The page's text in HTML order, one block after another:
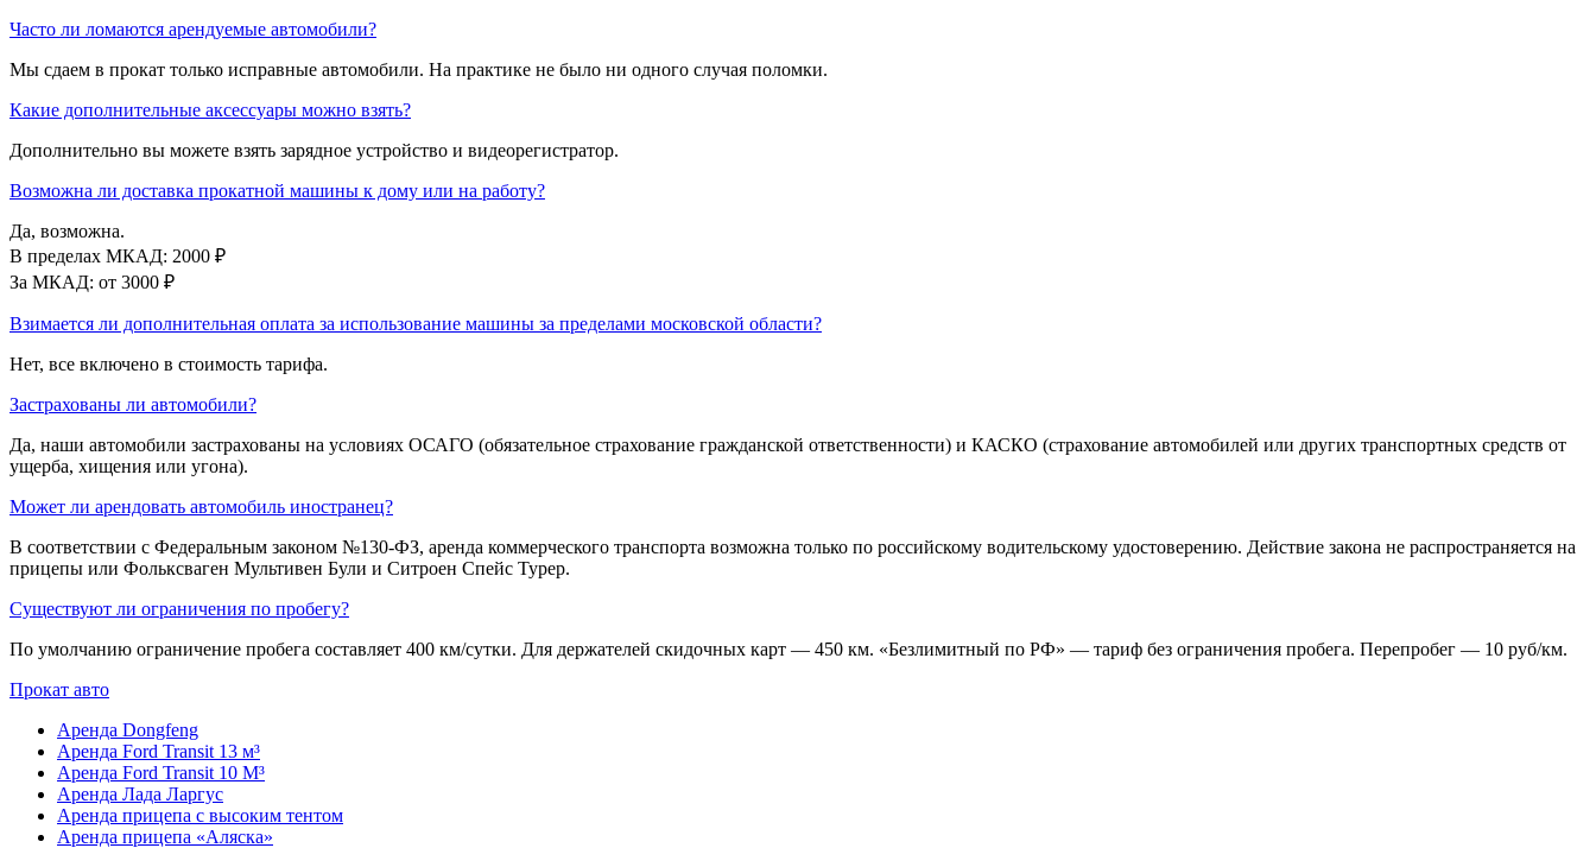
Часто ли ломаются арендуемые автомобили?
Мы сдаем в прокат только исправные автомобили. На практике не было ни одного случая поломки.
Какие дополнительные аксессуары можно взять?
Дополнительно вы можете взять зарядное устройство и видеорегистратор.
Возможна ли доставка прокатной машины к дому или на работу?
Да, возможна.
В пределах МКАД: 2000 ₽
За МКАД: от 3000 ₽
Взимается ли дополнительная оплата за использование машины за пределами московской области?
Нет, все включено в стоимость тарифа.
Застрахованы ли автомобили?
Да, наши автомобили застрахованы на условиях ОСАГО (обязательное страхование гражданской ответственности) и КАСКО (страхование автомобилей или других транспортных средств от
ущерба, хищения или угона).
Может ли арендовать автомобиль иностранец?
В соответствии с Федеральным законом №130-ФЗ, аренда коммерческого транспорта возможна только по российскому водительскому удостоверению. Действие закона не распространяется на
прицепы или Фольксваген Мультивен Були и Ситроен Спейс Турер.
Существуют ли ограничения по пробегу?
По умолчанию ограничение пробега составляет 400 км/сутки. Для держателей скидочных карт — 450 км. «Безлимитный по РФ» — тариф без ограничения пробега. Перепробег — 10 руб/км.
Прокат авто
Аренда Dongfeng
Аренда Ford Transit 13 м³
Аренда Ford Transit 10 М³
Аренда Лада Ларгус
Аренда прицепа с высоким тентом
Аренда прицепа «Аляска»